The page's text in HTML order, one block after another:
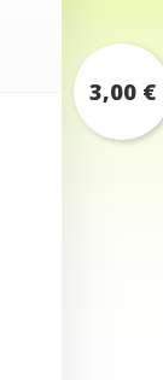
3,00 €